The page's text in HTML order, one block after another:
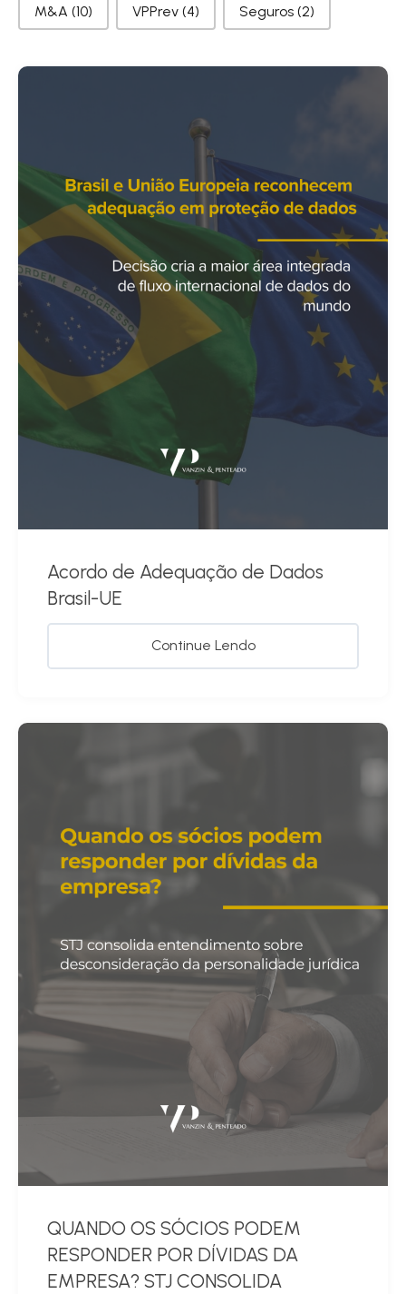
M&A (10) VPPrev (4) Seguros (2)
Acordo de Adequação de Dados
Brasil-UE
Continue Lendo
QUANDO OS SÓCIOS PODEM
RESPONDER POR DÍVIDAS DA
EMPRESA? STJ CONSOLIDA